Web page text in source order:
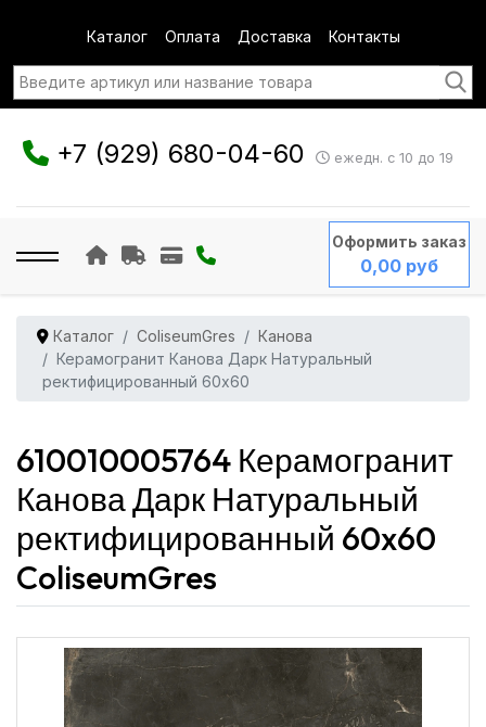
Каталог Оплата Доставка Контакты
+7 (929) 680-04-60 ежедн. с 10 до 19
Оформить заказ
0,00 руб
Каталог ColiseumGres
Канова
Керамогранит Канова Дарк Натуральный
ректифицированный 60x60
610010005764 Керамогранит
Канова Дарк Натуральный
ректифицированный 60x60
ColiseumGres